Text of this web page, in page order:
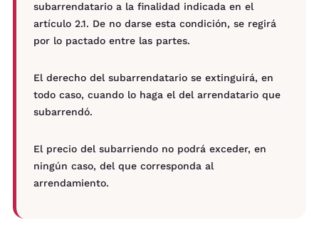
subarrendatario a la finalidad indicada en el
artículo 2.1. De no darse esta condición, se regirá
por lo pactado entre las partes.
El derecho del subarrendatario se extinguirá, en
todo caso, cuando lo haga el del arrendatario que
subarrendó.
El precio del subarriendo no podrá exceder, en
ningún caso, del que corresponda al
arrendamiento.